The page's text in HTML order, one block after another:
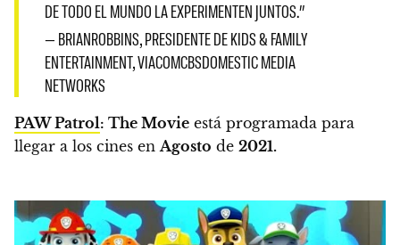
DE TODO EL MUNDO LA EXPERIMENTEN JUNTOS.”
— BRIANROBBINS, PRESIDENTE DE KIDS & FAMILY
ENTERTAINMENT, VIACOMCBSDOMESTIC MEDIA
NETWORKS
PAW Patrol: The Movie está programada para
llegar a los cines enAgosto de 2021.